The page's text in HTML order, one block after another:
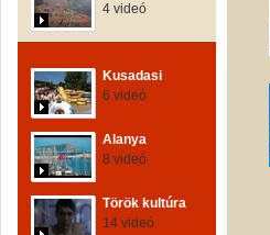
4 videó
Kusadasi
6 videó
Alanya
8 videó
Török kultúra
14 videó